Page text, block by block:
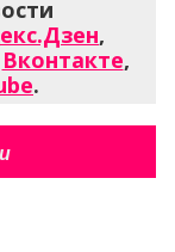
,
Вконтакте,
.